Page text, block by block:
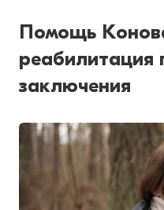
Помощь
реабилитация
заключения